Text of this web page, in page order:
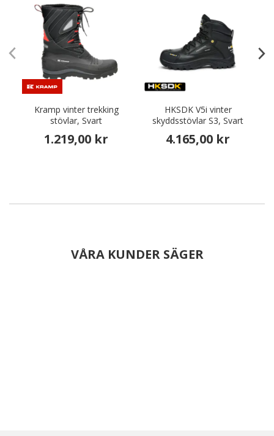
Kramp vinter trekking
stövlar, Svart
1.219,00 kr
HKSDK V5i vinter
skyddsstövlar S3, Svart
4.165,00 kr
VÅRA KUNDER SÄGER